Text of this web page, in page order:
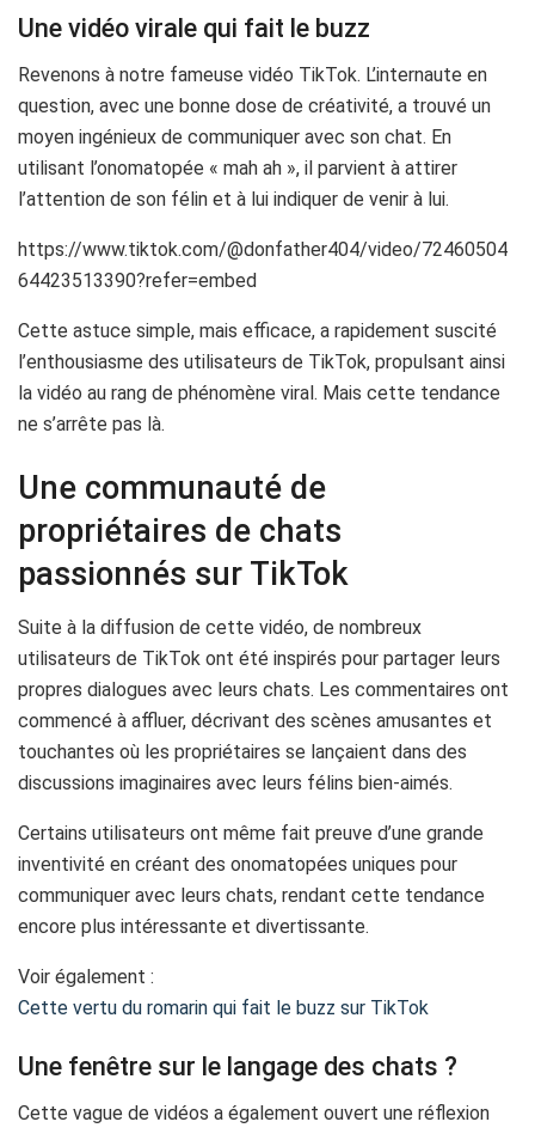
Une vidéo virale qui fait le buzz
Revenons à notre fameuse vidéo TikTok. L’internaute en
question, avec une bonne dose de créativité, a trouvé un
moyen ingénieux de communiquer avec son chat. En
utilisant l’onomatopée « mah ah », il parvient à attirer
l’attention de son félin et à lui indiquer de venir à lui.
https://www.tiktok.com/@donfather404/video/72460504
64423513390?refer=embed
Cette astuce simple, mais efficace, a rapidement suscité
l’enthousiasme des utilisateurs de TikTok, propulsant ainsi
la vidéo au rang de phénomène viral. Mais cette tendance
ne s’arrête pas là.
Une communauté de
propriétaires de chats
passionnés sur TikTok
Suite à la diffusion de cette vidéo, de nombreux
utilisateurs de TikTok ont été inspirés pour partager leurs
propres dialogues avec leurs chats. Les commentaires ont
commencé à affluer, décrivant des scènes amusantes et
touchantes où les propriétaires se lançaient dans des
discussions imaginaires avec leurs félins bien-aimés.
Certains utilisateurs ont même fait preuve d’une grande
inventivité en créant des onomatopées uniques pour
communiquer avec leurs chats, rendant cette tendance
encore plus intéressante et divertissante.
Voir également :
Cette vertu du romarin qui fait le buzz sur TikTok
Une fenêtre sur le langage des chats ?
Cette vague de vidéos a également ouvert une réflexion